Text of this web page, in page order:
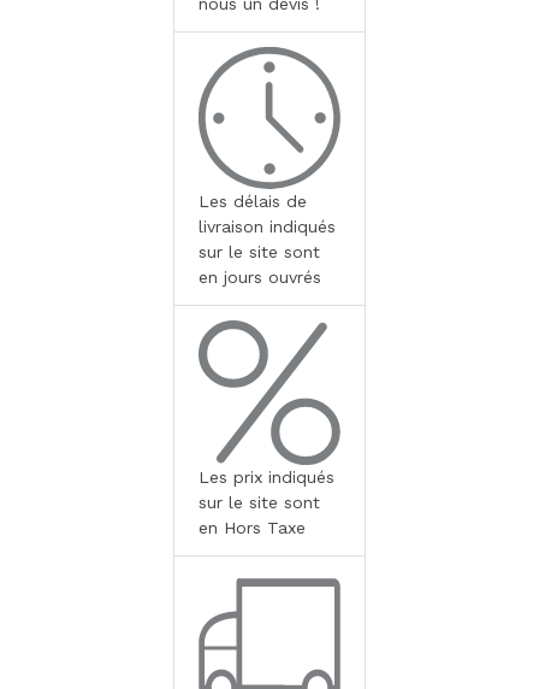
Les délais de
livraison indiqués
sur le site sont
en jours ouvrés
Les prix indiqués
sur le site sont
en Hors Taxe